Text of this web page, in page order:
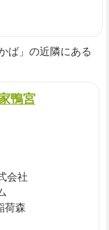
ば」の近隣にある
鴨宮
会社
荷森